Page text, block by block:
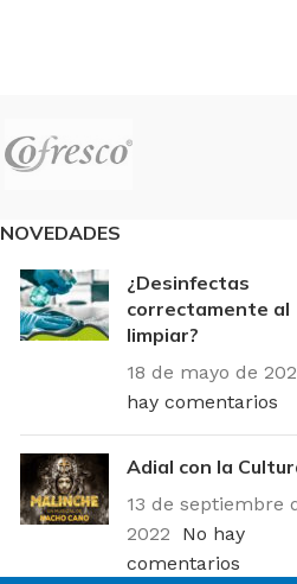
NOVEDADES
¿Desinfectas
correctamente al
limpiar?
18 de mayo de
hay comentarios
Adial con la
13 de septiembre
2022
No hay
comentarios